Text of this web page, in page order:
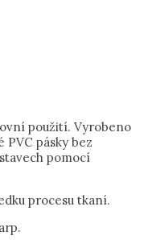
použití. Vyrobeno
PVC pásky bez
pomocí
procesu tkaní.